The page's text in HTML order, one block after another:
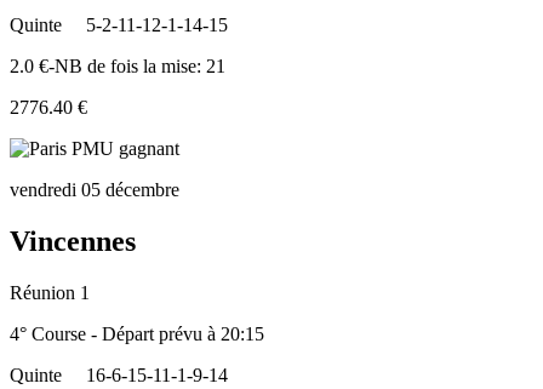
Quinte
5-2-11-12-1-14-15
2.0 €-NB de fois la mise: 21
2776.40 €
vendredi 05 décembre
Vincennes
Réunion 1
4° Course - Départ prévu à 20:15
Quinte
16-6-15-11-1-9-14